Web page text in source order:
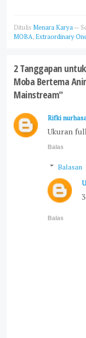
Ditulis Menara Karya —
MOBA,Extraordinary
2 Tanggapan
Moba Bertema
Mainstream"
Rifki
Ukuran
Balas
Balasan
Balas